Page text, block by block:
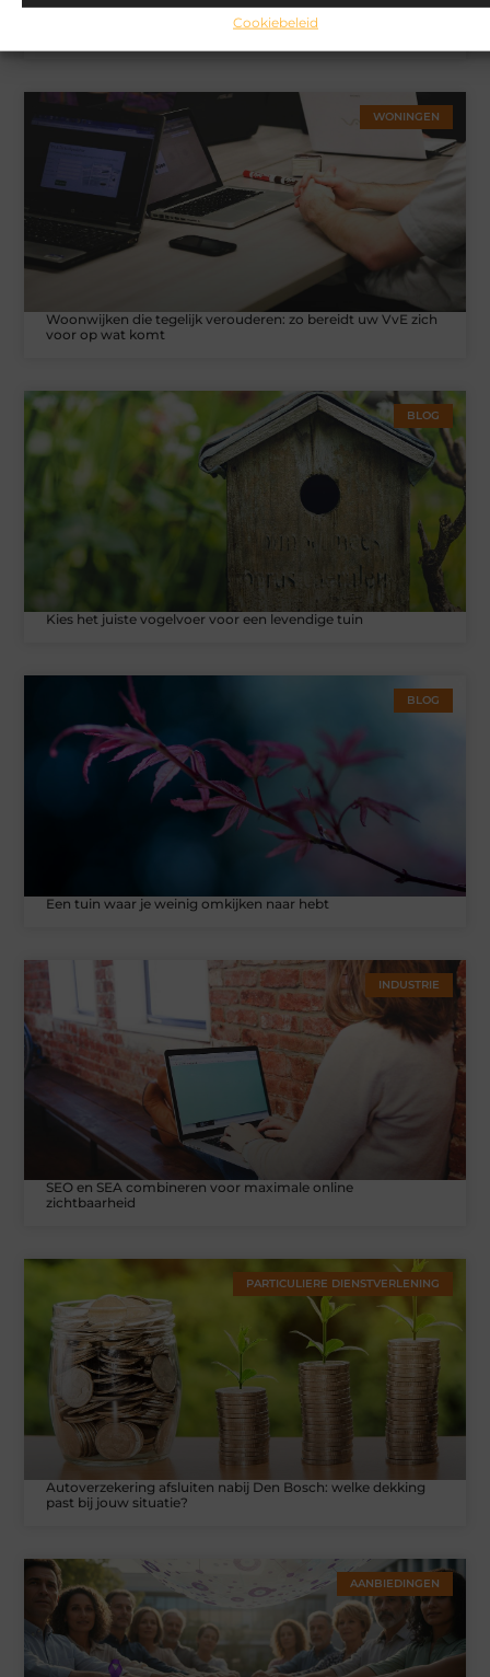
Cookiebeleid
Hoe u een webshop laat bouwen die klaar is voor
WONINGEN
Woonwijken die tegelijk verouderen: zo bereidt uw VvE zich
voor op wat komt
BLOG
Kies het juiste vogelvoer voor een levendige tuin
BLOG
Een tuin waar je weinig omkijken naar hebt
INDUSTRIE
SEO en SEA combineren voor maximale online
zichtbaarheid
PARTICULIERE DIENSTVERLENING
Autoverzekering afsluiten nabij Den Bosch: welke dekking
past bij jouw situatie?
AANBIEDINGEN